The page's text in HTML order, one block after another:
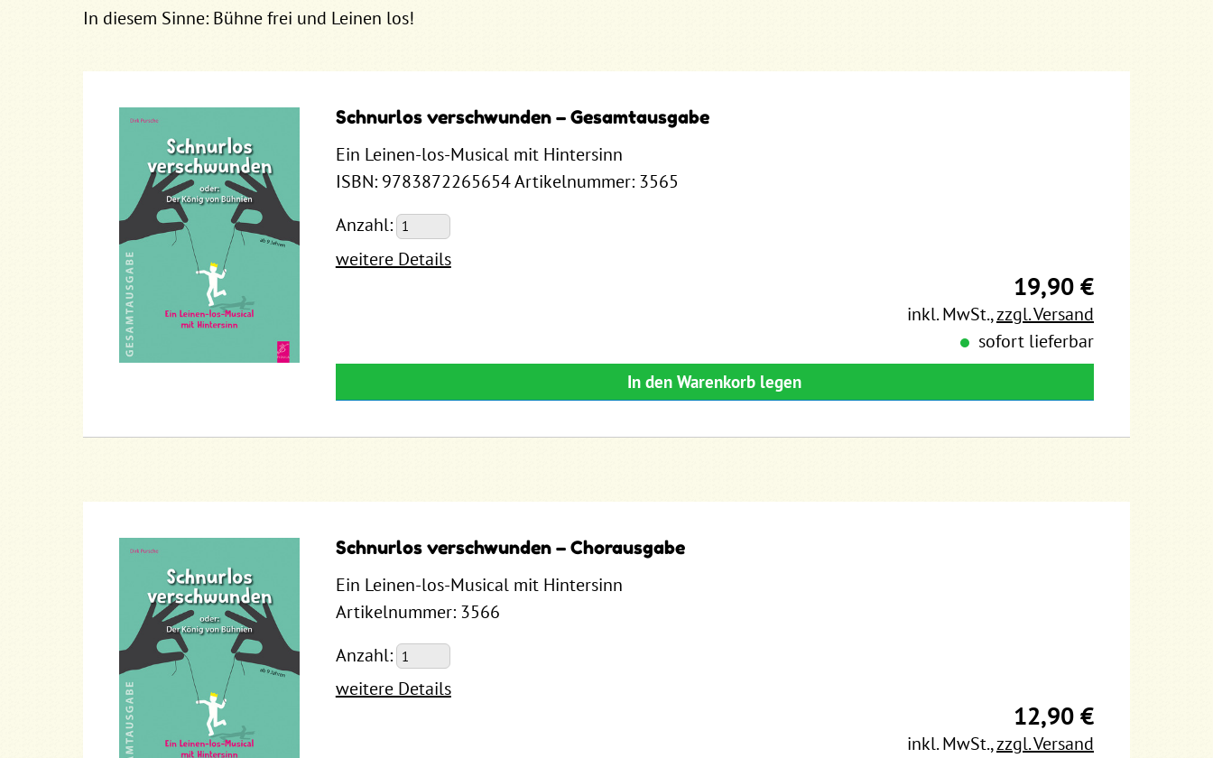
In diesem Sinne: Bühne frei und Leinen los!
Schnurlos verschwunden – Gesamtausgabe
Ein Leinen-los-Musical mit Hintersinn
ISBN: 9783872265654 Artikelnummer: 3565
Anzahl:
weitere Details
19,90 €
inkl. MwSt.,zzgl. Versand
sofort lieferbar
In den Warenkorb legen
Schnurlos verschwunden – Chorausgabe
Ein Leinen-los-Musical mit Hintersinn
Artikelnummer: 3566
Anzahl:
weitere Details
12,90 €
inkl. MwSt.,zzgl. Versand